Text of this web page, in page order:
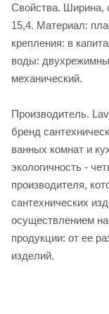
Свойства. Ширина,
15,4. Материал:
крепления: в
воды:
механический.
Производитель.
бренд
ванных комнат и
экологичность -
производителя,
сантехнических
осуществлением
продукции: от ее
изделий.